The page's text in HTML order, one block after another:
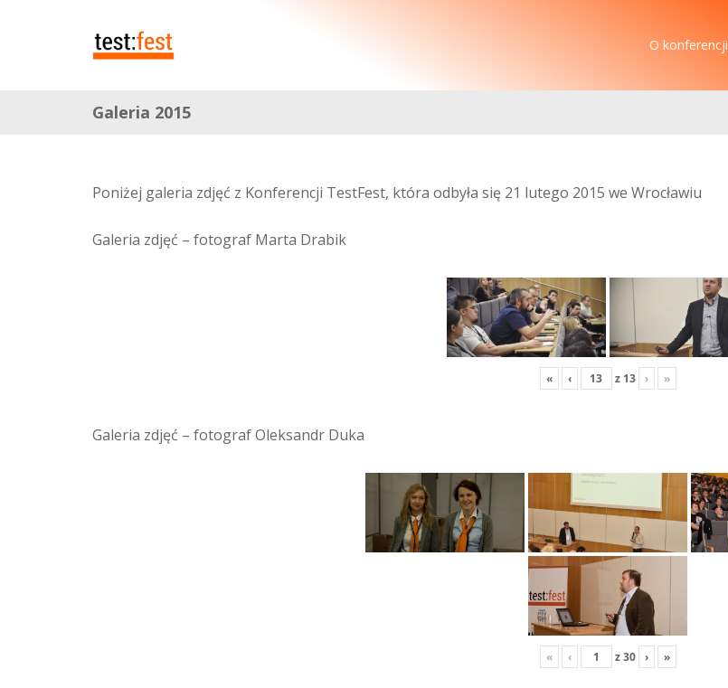
O konferencji
Galeria 2015
Poniżej galeria zdjęć z Konferencji TestFest, która odbyła się 21 lutego 2015 we Wrocławiu
Galeria zdjęć – fotograf Marta Drabik
« ‹ z 13 › »
Galeria zdjęć – fotograf Oleksandr Duka
« ‹ z30 › »